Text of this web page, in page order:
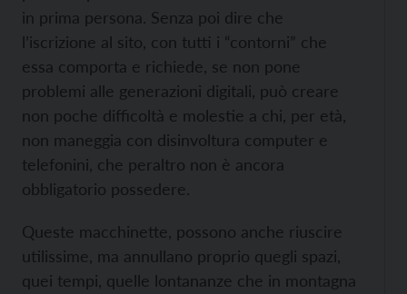
in prima persona. Senza poi dire che
l’iscrizione al sito, con tutti i “contorni” che
essa comporta e richiede, se non pone
problemi alle generazioni digitali, può creare
non poche difficoltà e molestie a chi, per età,
non maneggia con disinvoltura computer e
telefonini, che peraltro non è ancora
obbligatorio possedere.
Queste macchinette, possono anche riuscire
utilissime, ma annullano proprio quegli spazi,
quei tempi, quelle lontananze che in montagna